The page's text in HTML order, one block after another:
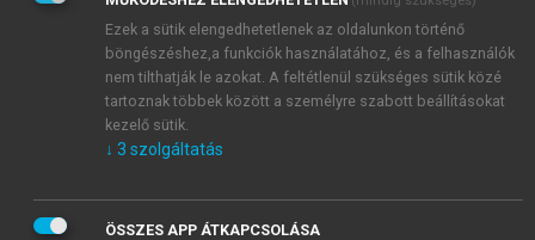
Adatkezelési tájékoztatóbanfoglaltakat tudomásul
veszem és elfogadom.
Általános vásárlási feltételeket, valamint a szotar.netés a
mersz.huoldalak licencszerződéseiben foglaltakat
tudomásul veszem és elfogadom.
KIPRÓBÁLOM
Ezek a sütik elengedhetetlenek az oldalunkon történő
böngészéshez,a funkciók használatához, és a felhasználók
nem tilthatják le azokat. A feltétlenül szükséges sütik közé
tartoznak többek között a személyre szabott beállításokat
kezelő sütik.
↓ 3 szolgáltatás
ÖSSZES APP ÁTKAPCSOLÁSA